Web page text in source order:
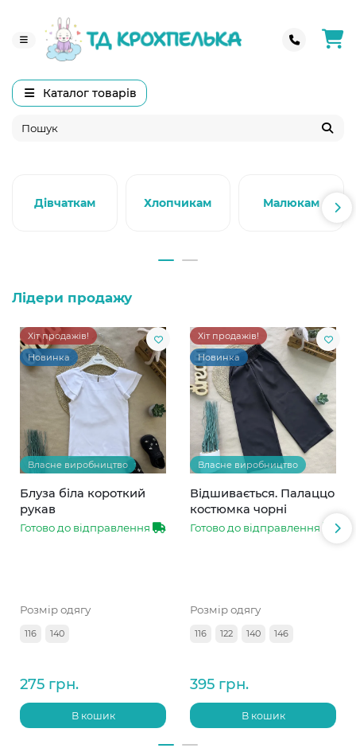
Каталог товарів
Дівчаткам Хлопчикам Малюкам
Лідери продажу
Хіт продажів!
Новинка
Власне виробництво
Блуза біла короткий
рукав
Готово до відправлення
Розмір одягу
116 140
275 грн.
В кошик
Хіт продажів!
Новинка
Власне виробництво
Відшивається. Палаццо
костюмка чорні
Готово до відправлення
Розмір одягу
116 122 140 146
395 грн.
В кошик